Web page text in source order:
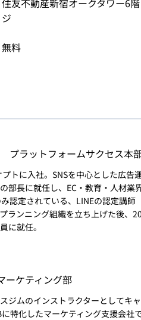
住友不動産新宿オークタワー6
ジ
無料
プラットフォームサクセス
トに入社。SNSを中心とした広告
部長に就任し、EC・教育・人材業
認定されている、LINEの認定講
ランニング組織を立ち上げた後、
に就任。
ーケティング部
ジムのインストラクターとしてキ
特化したマーケティング支援会社